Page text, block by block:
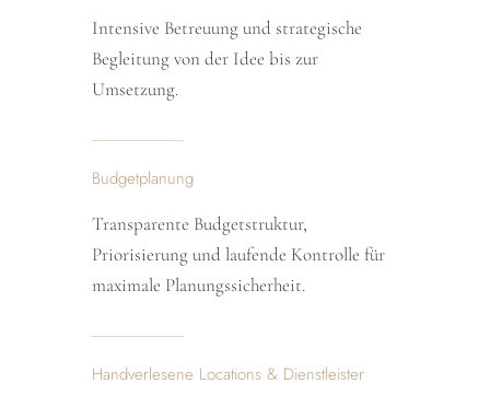
Intensive Betreuung und strategische
Begleitung von der Idee bis zur
Umsetzung.
Budgetplanung
Transparente Budgetstruktur,
Priorisierung und laufende Kontrolle für
maximale Planungssicherheit.
Handverlesene Locations & Dienstleister